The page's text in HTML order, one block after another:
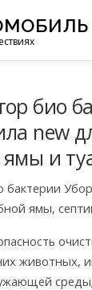
био
new
и
бактерии
ямы,
животных,
среды;